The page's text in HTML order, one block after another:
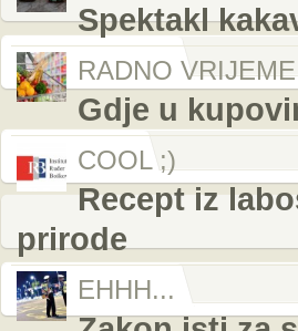
Spektakl
RADNO VRIJEME
Gdje u
COOL ;)
Recept iz
prirode
EHHH...